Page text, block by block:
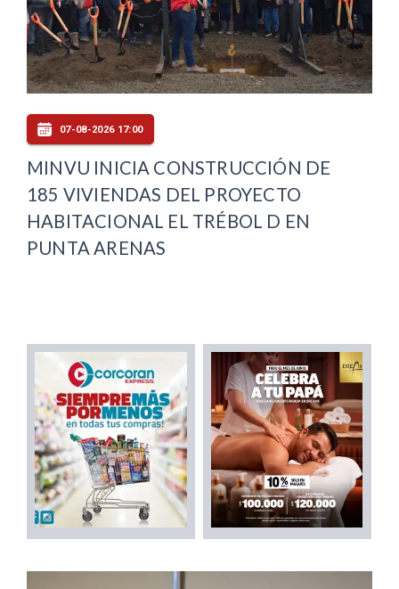
07-08-2026 17:00
MINVU INICIA CONSTRUCCIÓN DE
185 VIVIENDAS DEL PROYECTO
HABITACIONAL EL TRÉBOL D EN
PUNTA ARENAS